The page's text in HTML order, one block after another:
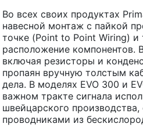
Во всех своих продуктах
навесной монтаж с пайкой
точке (Point to Point Wiring)
расположение компонентов.
включая резисторы и
пропаян вручную толстым
дела. В моделях EVO 300 и
важном тракте сигнала
швейцарского
проводниками из